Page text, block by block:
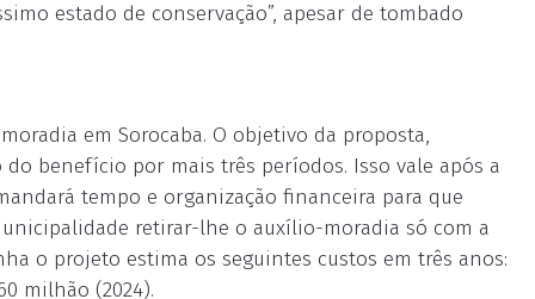
estado de conservação”, apesar de tombado
em Sorocaba. O objetivo da proposta,
benefício por mais três períodos. Isso vale após a
tempo e organização financeira para que
retirar-lhe o auxílio-moradia só com a
o projeto estima os seguintes custos em três anos:
milhão (2024).